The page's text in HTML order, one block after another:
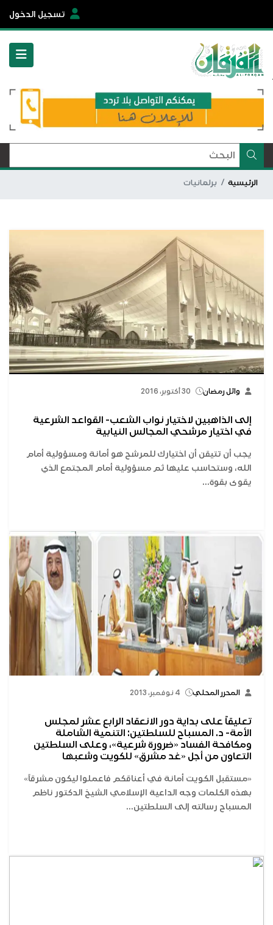
تسجيل الدخول
الرئيسية برلمانيات
وائل رمضان 30 أكتوبر، 2016
إلى الذاهبين لاختيار نواب الشعب- القواعد الشرعية
في اختيار مرشحي المجالس النيابية
يجب أن تتيقن أن اختيارك للمرشح هو أمانة ومسؤولية أمام
الله، وستحاسب عليها ثم مسؤولية أمام المجتمع الذي
يقوى بقوة...
المحرر المحلي 4 نوفمبر، 2013
تعليقاً على بداية دور الانعقاد الرابع عشر لمجلس
الأمة- د. المسباح للسلطتين: التنمية الشاملة
ومكافحة الفساد «ضرورة شرعية»، وعلى السلطتين
التعاون من أجل «غد مشرق» للكويت وشعبها
«مستقبل الكويت أمانة في أعناقكم فاعملوا ليكون مشرقاً»
بهذه الكلمات وجه الداعية الإسلامي الشيخ الدكتور ناظم
المسباح رسالته إلى السلطتين...